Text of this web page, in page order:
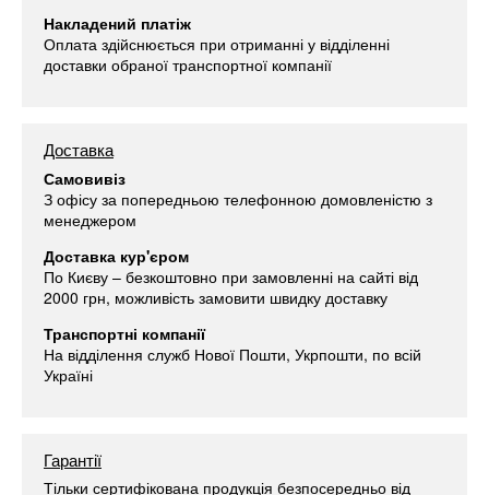
Накладений платіж
Оплата здійснюється при отриманні у відділенні
доставки обраної транспортної компанії
Доставка
Самовивіз
З офісу за попередньою телефонною домовленістю з
менеджером
Доставка кур'єром
По Києву – безкоштовно при замовленні на сайті від
2000 грн, можливість замовити швидку доставку
Транспортні компанії
На відділення служб Нової Пошти, Укрпошти, по всій
Україні
Гарантії
Тільки сертифікована продукція безпосередньо від